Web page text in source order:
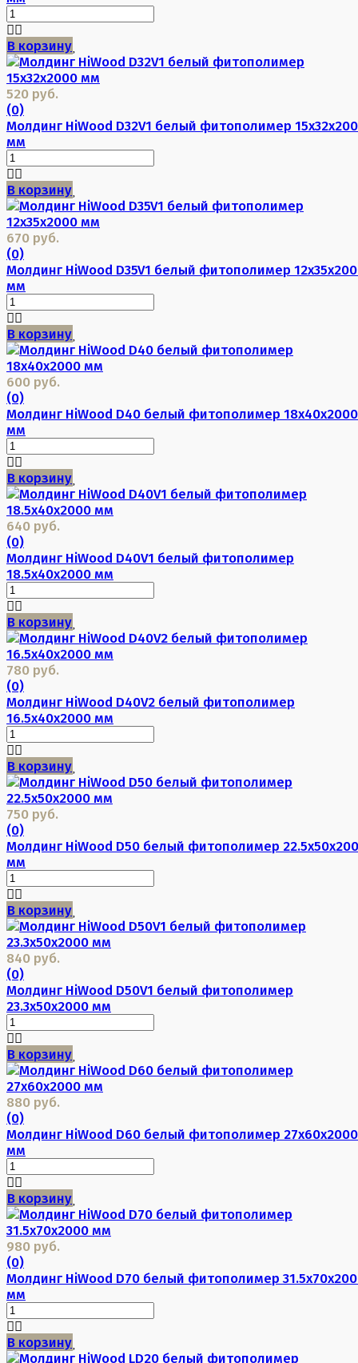
В корзину
520 руб.
(0)
Молдинг HiWood D32V1 белый фитополимер
мм
В корзину
670 руб.
(0)
Молдинг HiWood D35V1 белый фитополимер
мм
В корзину
600 руб.
(0)
Молдинг HiWood D40 белый фитополимер 18х40х2000
мм
В корзину
640 руб.
(0)
Молдинг HiWood D40V1 белый фитополимер
18.5х40х2000 мм
В корзину
780 руб.
(0)
Молдинг HiWood D40V2 белый фитополимер
16.5х40х2000 мм
В корзину
750 руб.
(0)
Молдинг HiWood D50 белый фитополимер
мм
В корзину
840 руб.
(0)
Молдинг HiWood D50V1 белый фитополимер
23.3х50х2000 мм
В корзину
880 руб.
(0)
Молдинг HiWood D60 белый фитополимер 27х60х2000
мм
В корзину
980 руб.
(0)
Молдинг HiWood D70 белый фитополимер
мм
В корзину